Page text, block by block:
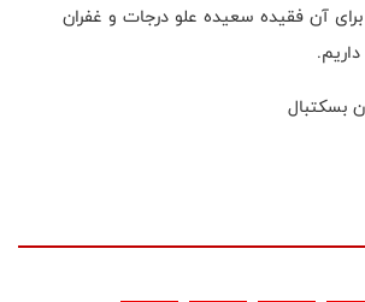
آن فقیده سعیده علو درجات و غفران
بسکتبال